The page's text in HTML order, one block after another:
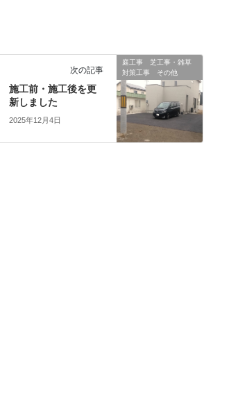
庭工事 芝工事・雑草
対策工事 その他
次の記事
施工前・施工後を更
新しました
2025年12月4日